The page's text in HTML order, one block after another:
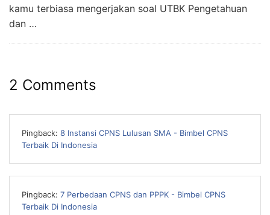
kamu terbiasa mengerjakan soal UTBK Pengetahuan
dan …
2 Comments
Pingback: 8 Instansi CPNS Lulusan SMA - Bimbel CPNS
Terbaik Di Indonesia
Pingback: 7 Perbedaan CPNS dan PPPK - Bimbel CPNS
Terbaik Di Indonesia